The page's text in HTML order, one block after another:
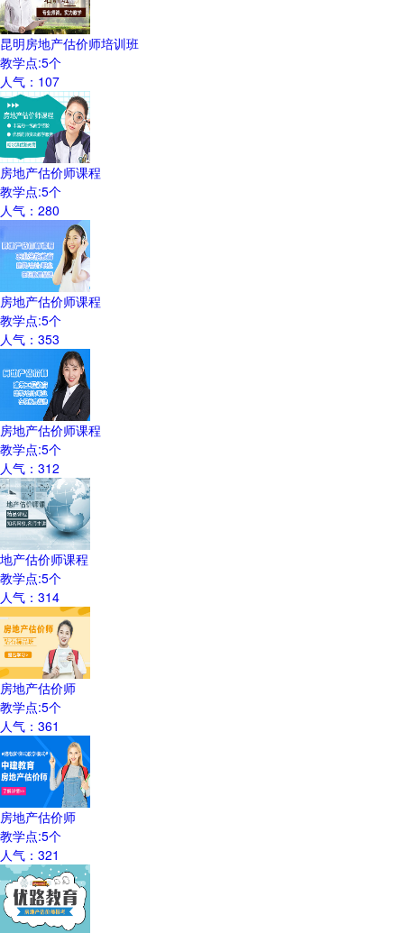
昆明房地产估价师培训班
教学点:5个
人气： 107
房地产估价师课程
教学点:5个
人气： 280
房地产估价师课程
教学点:5个
人气： 353
房地产估价师课程
教学点:5个
人气： 312
地产估价师课程
教学点:5个
人气： 314
房地产估价师
教学点:5个
人气： 361
房地产估价师
教学点:5个
人气： 321